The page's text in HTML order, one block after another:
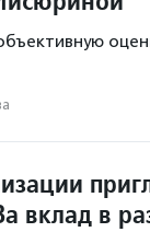
вклад в